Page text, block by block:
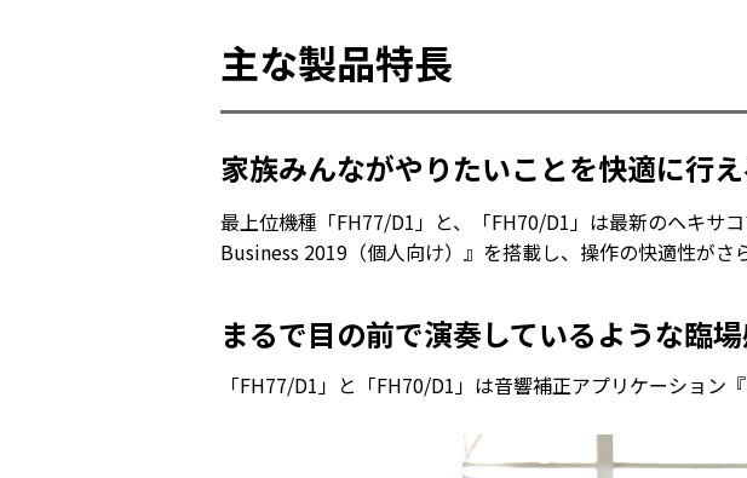
主な製品特長
家族みんながやりたいことを快適に行
最上位機種「FH77/D1」と、「FH70/D1」は最新のヘキサ
Business 2019（個人向け）』を搭載し、操作の快適性がさ
まるで目の前で演奏しているような臨
「FH77/D1」と「FH70/D1」は音響補正アプリケーション